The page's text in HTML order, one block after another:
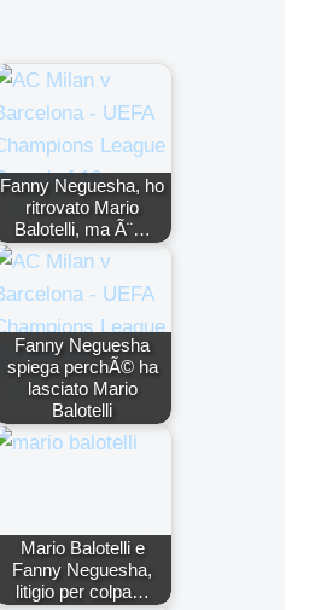
Fanny Neguesha, ho
ritrovato Mario
Balotelli, ma Ã¨…
Fanny Neguesha
spiega perchÃ© ha
lasciato Mario
Balotelli
Mario Balotelli e
Fanny Neguesha,
litigio per colpa…